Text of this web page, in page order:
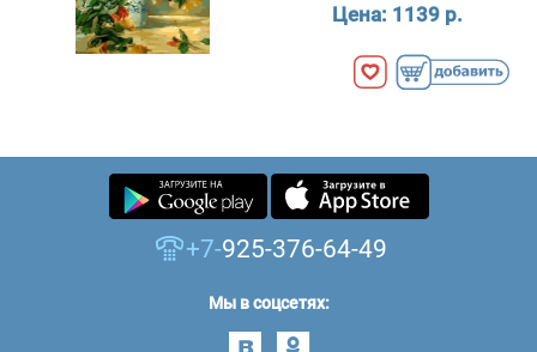
Цена: 1139 р.
+7-925-376-64-49
Мы в соцсетях: